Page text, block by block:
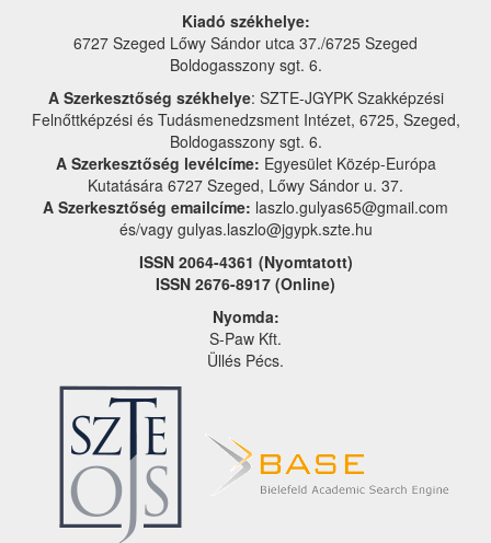
Kiadó székhelye:
6727 Szeged Lőwy Sándor utca 37./6725 Szeged
Boldogasszony sgt. 6.
A Szerkesztőség székhelye: SZTE-JGYPK Szakképzési
Felnőttképzési és Tudásmenedzsment Intézet, 6725, Szeged,
Boldogasszony sgt. 6.
A Szerkesztőség levélcíme: Egyesület Közép-Európa
Kutatására 6727 Szeged, Lőwy Sándor u. 37.
A Szerkesztőség emailcíme: laszlo.gulyas65@gmail.com
és/vagy gulyas.laszlo@jgypk.szte.hu
ISSN 2064-4361 (Nyomtatott)
ISSN 2676-8917 (Online)
Nyomda:
S-Paw Kft.
Üllés Pécs.